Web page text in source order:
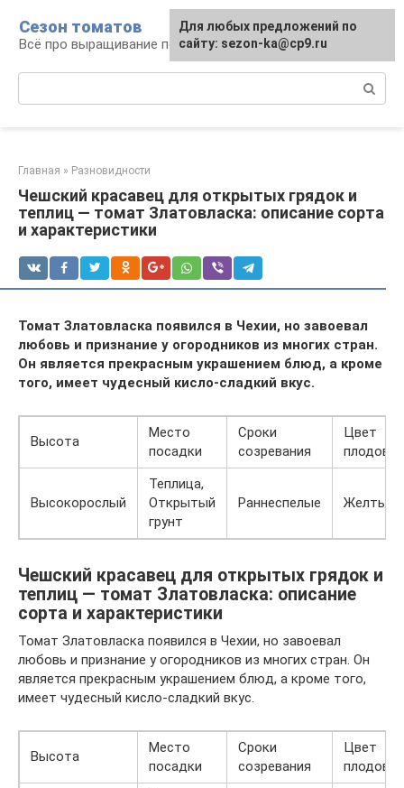
контенту
Сезон томатов
Всё про выращивание помидоров
Главная » Разновидности
Чешский красавец для открытых грядок и
теплиц — томат Златовласка: описание сорта
и характеристики
Томат Златовласка появился в Чехии, но завоевал
любовь и признание у огородников из многих стран.
Он является прекрасным украшением блюд, а кроме
того, имеет чудесный кисло-сладкий вкус.
Высота
Место
посадки
Сроки
созревания
Цвет
плодов
Высокорослый
Теплица,
Открытый
грунт
Раннеспелые Желтые
Чешский красавец для открытых грядок и
теплиц — томат Златовласка: описание
сорта и характеристики
Томат Златовласка появился в Чехии, но завоевал
любовь и признание у огородников из многих стран. Он
является прекрасным украшением блюд, а кроме того,
имеет чудесный кисло-сладкий вкус.
Высота
Место
посадки
Сроки
созревания
Цвет
плодов
Для любых предложений по
сайту: sezon-ka@cp9.ru